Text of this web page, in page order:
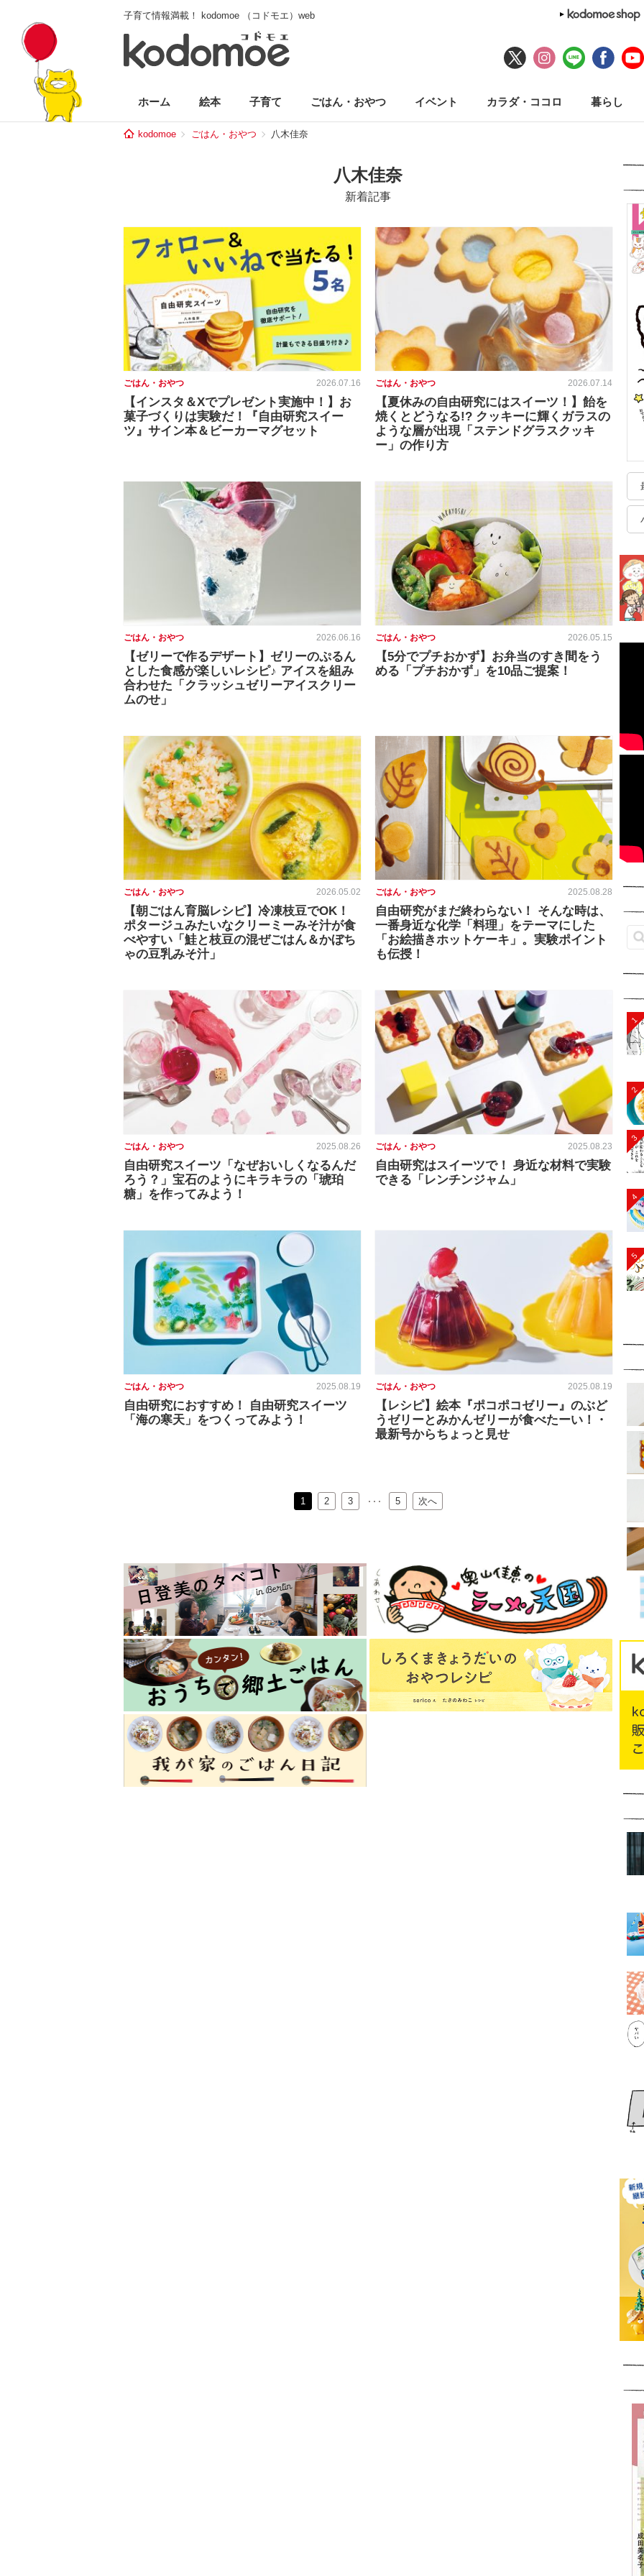
子育て情報満載！ kodomoe （コドモエ）web
ホーム 絵本 子育て ごはん・おやつ イベント カラダ・ココロ 暮らし
kodomoe ごはん・おやつ 八木佳奈
八木佳奈
新着記事
ごはん・おやつ 2026.07.16
【インスタ＆Xでプレゼント実施中！】お
菓子づくりは実験だ！『自由研究スイー
ツ』サイン本＆ビーカーマグセット
ごはん・おやつ 2026.07.14
【夏休みの自由研究にはスイーツ！】飴を
焼くとどうなる!? クッキーに輝くガラスの
ような層が出現「ステンドグラスクッキ
ー」の作り方
ごはん・おやつ 2026.06.16
【ゼリーで作るデザート】ゼリーのぷるん
とした食感が楽しいレシピ♪ アイスを組み
合わせた「クラッシュゼリーアイスクリー
ムのせ」
ごはん・おやつ 2026.05.15
【5分でプチおかず】お弁当のすき間をう
める「プチおかず」を10品ご提案！
ごはん・おやつ 2026.05.02
【朝ごはん育脳レシピ】冷凍枝豆でOK！
ポタージュみたいなクリーミーみそ汁が食
べやすい「鮭と枝豆の混ぜごはん＆かぼち
ゃの豆乳みそ汁」
ごはん・おやつ 2025.08.28
自由研究がまだ終わらない！ そんな時は、
一番身近な化学「料理」をテーマにした
「お絵描きホットケーキ」。実験ポイント
も伝授！
ごはん・おやつ 2025.08.26
自由研究スイーツ「なぜおいしくなるんだ
ろう？」宝石のようにキラキラの「琥珀
糖」を作ってみよう！
ごはん・おやつ 2025.08.23
自由研究はスイーツで！ 身近な材料で実験
できる「レンチンジャム」
ごはん・おやつ 2025.08.19
自由研究におすすめ！ 自由研究スイーツ
「海の寒天」をつくってみよう！
ごはん・おやつ 2025.08.19
【レシピ】絵本『ポコポコゼリー』のぶど
うゼリーとみかんゼリーが食べたーい！・
最新号からちょっと見せ
1 2 3 5 次へ
1
2
3
4
5